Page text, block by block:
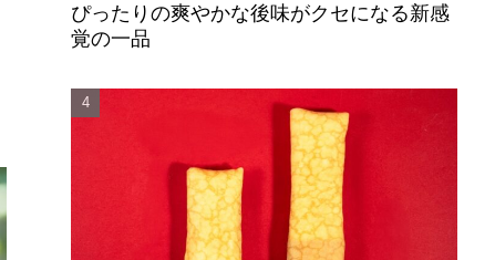
ぴったりの爽やかな後味がクセになる新感
覚の一品